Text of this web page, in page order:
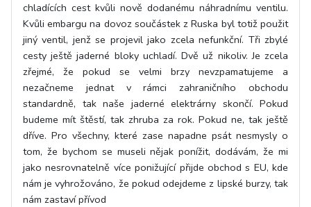
chladících cest kvůli nově dodanému náhradnímu ventilu.
Kvůli embargu na dovoz součástek z Ruska byl totiž použit
jiný ventil, jenž se projevil jako zcela nefunkční. Tři zbylé
cesty ještě jaderné bloky uchladí. Dvě už nikoliv. Je zcela
zřejmé, že pokud se velmi brzy nevzpamatujeme a
nezačneme jednat v rámci zahraničního obchodu
standardně, tak naše jaderné elektrárny skončí. Pokud
budeme mít štěstí, tak zhruba za rok. Pokud ne, tak ještě
dříve. Pro všechny, které zase napadne psát nesmysly o
tom, že bychom se museli nějak ponížit, dodávám, že mi
jako nesrovnatelně více ponižující přijde obchod s EU, kde
nám je vyhrožováno, že pokud odejdeme z lipské burzy, tak
nám zastaví přívod